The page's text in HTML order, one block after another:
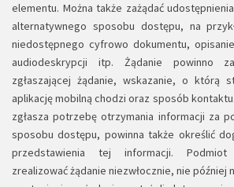
elementu. Można także zażądać
alternatywnego sposobu dostępu, na
niedostępnego cyfrowo dokumentu,
audiodeskrypcji itp. Żądanie powinno
zgłaszającej żądanie, wskazanie, o którą
aplikację mobilną chodzi oraz sposób
zgłasza potrzebę otrzymania informacji za
sposobu dostępu, powinna także określić
przedstawienia tej informacji. Podmiot
zrealizować żądanie niezwłocznie, nie później